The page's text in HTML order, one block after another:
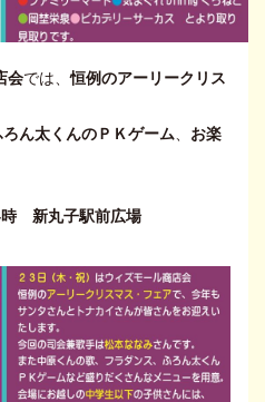
会では、恒例のアーリークリス
ろん太くんのＰＫゲーム、 お楽
新丸子駅前広場